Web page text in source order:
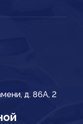
д. 86А, 2